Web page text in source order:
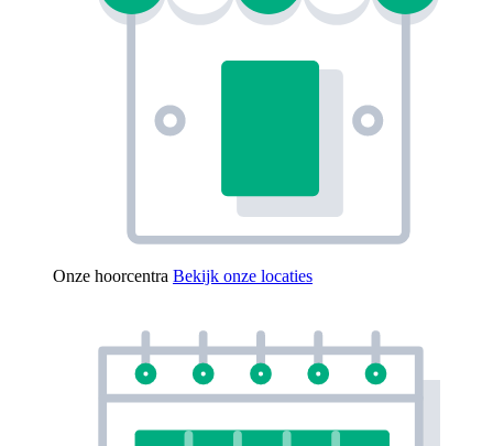
Onze hoorcentra Bekijk onze locaties